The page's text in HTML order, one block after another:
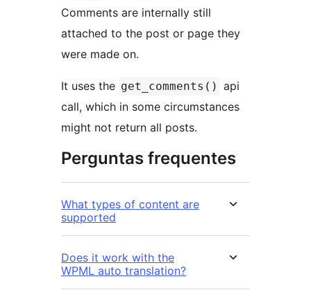
Comments are internally still
attached to the post or page they
were made on.
It uses the get_comments() api
call, which in some circumstances
might not return all posts.
Perguntas frequentes
What types of content are
supported
Does it work with the
WPML auto translation?